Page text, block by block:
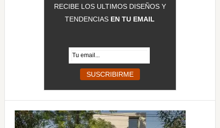
RECIBE LOS ULTIMOS DISEÑOS Y
TENDENCIAS EN TU EMAIL